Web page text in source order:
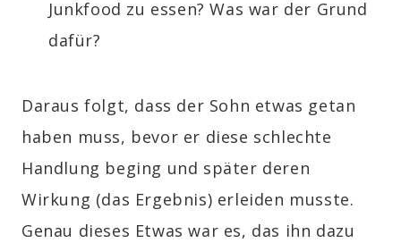
Junkfood zu essen? Was war der Grund
dafür?
Daraus folgt, dass der Sohn etwas getan
haben muss, bevor er diese schlechte
Handlung beging und später deren
Wirkung (das Ergebnis) erleiden musste.
Genau dieses Etwas war es, das ihn dazu